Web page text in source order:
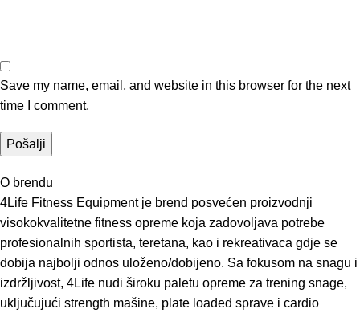
Save my name, email, and website in this browser for the next
time I comment.
O brendu
4Life Fitness Equipment je brend posvećen proizvodnji
visokokvalitetne fitness opreme koja zadovoljava potrebe
profesionalnih sportista, teretana, kao i rekreativaca gdje se
dobija najbolji odnos uloženo/dobijeno. Sa fokusom na snagu i
izdržljivost, 4Life nudi široku paletu opreme za trening snage,
uključujući strength mašine, plate loaded sprave i cardio